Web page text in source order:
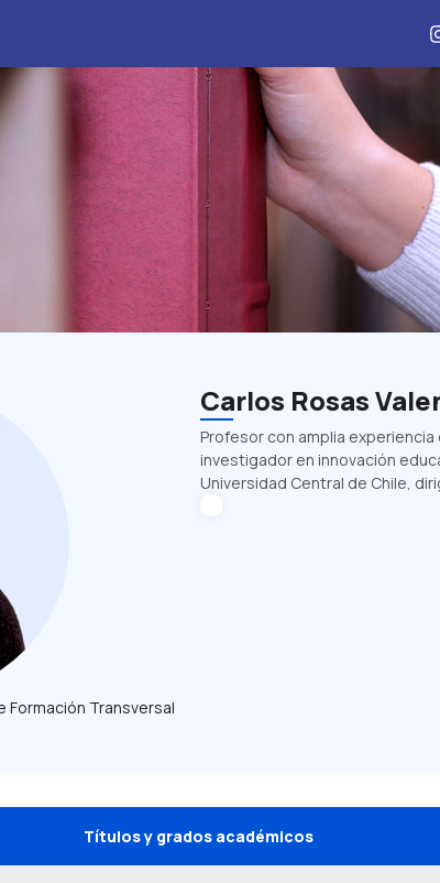
Transversal
Carlos Rosas
Profesor con amplia
investigador en innovación
Universidad Central de Chile,
Títulos y grados académicos